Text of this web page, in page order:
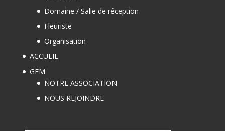
Domaine / Salle de réception
Fleuriste
Organisation
ACCUEIL
GEM
NOTRE ASSOCIATION
NOUS REJOINDRE